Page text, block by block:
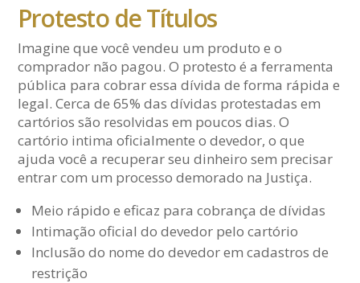
Protesto de Títulos
Imagine que você vendeu um produto e o
comprador não pagou. O protesto é a ferramenta
pública para cobrar essa dívida de forma rápida e
legal. Cerca de 65% das dívidas protestadas em
cartórios são resolvidas em poucos dias. O
cartório intima oficialmente o devedor, o que
ajuda você a recuperar seu dinheiro sem precisar
entrar com um processo demorado na Justiça.
Meio rápido e eficaz para cobrança de dívidas
Intimação oficial do devedor pelo cartório
Inclusão do nome do devedor em cadastros de
restrição